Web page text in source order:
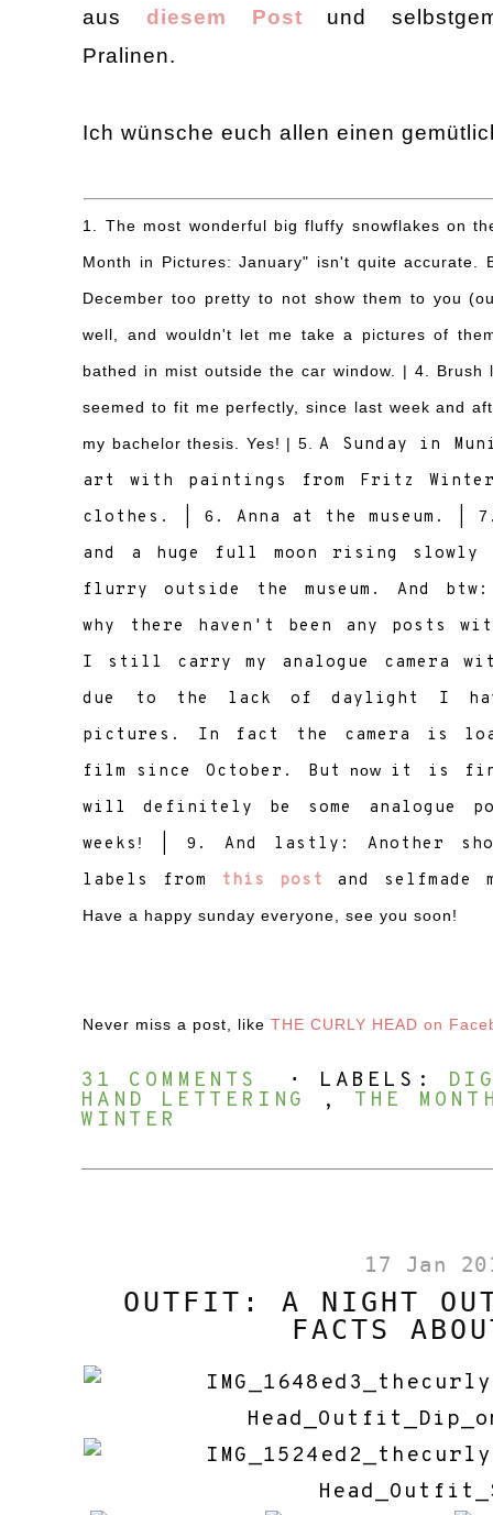
aus diesem Post und
Pralinen.
Ich wünsche euch allen einen
1. The most wonderful big fluffy snowflakes on
Month in Pictures: January" isn't quite accurate.
December too pretty to not show them to you
well, and wouldn't let me take a pictures of
bathed in mist outside the car window. | 4. Brush
seemed to fit me perfectly , since last week and
my bachelor thesis. Yes! | 5. A Sunday in
art with paintings from Fritz
clothes. |
6 . Anna at the museum. |7
and a huge full moon rising
flurry outside the museum. And
why there haven't been any posts
I still carry my analogue camera
due to the lack of daylight I
pictures. In fact the camera is
film
since October. But now it is
will definitely be some analogue
weeks ! |9 . And lastly: Another
labels from
this post and
Have a happy sunday everyone, see you soon!
Never miss a post, likeTHE CURLY HEAD on
31 COMMENTS ⋅ LABELS:
HAND LETTERING , THE
WINTER
17 Jan
OUTFIT: A NIGHT
FACTS